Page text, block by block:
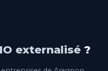
externalisé?